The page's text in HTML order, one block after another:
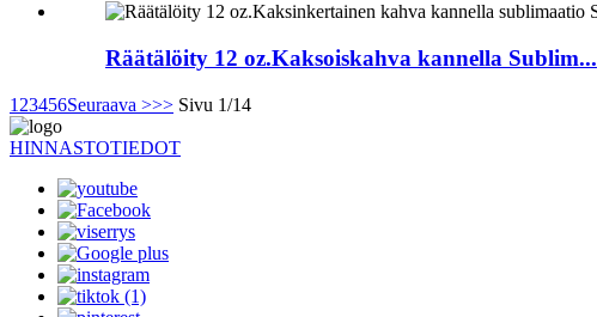
Räätälöity 12 oz.Kaksoiskahva kannella Sublim...
1 23456Seuraava >>> Sivu 1/14
HINNASTOTIEDOT